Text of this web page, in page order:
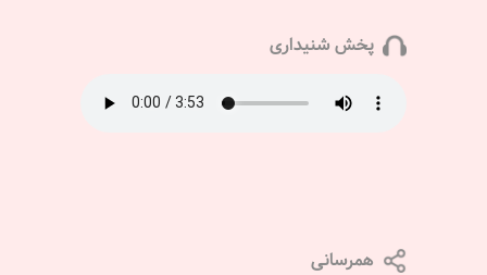
پخش شنیداری
همرسانی